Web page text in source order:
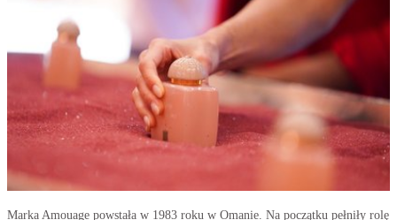
Marka Amouage powstała w 1983 roku w Omanie. Na początku pełniły rolę